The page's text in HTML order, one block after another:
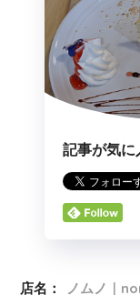
記事が気に
店名： ノムノ｜